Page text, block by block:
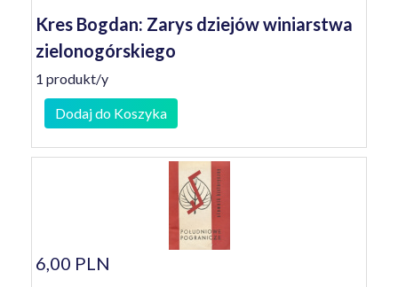
Kres Bogdan: Zarys dziejów winiarstwa
zielonogórskiego
1 produkt/y
Dodaj do Koszyka
6,00 PLN